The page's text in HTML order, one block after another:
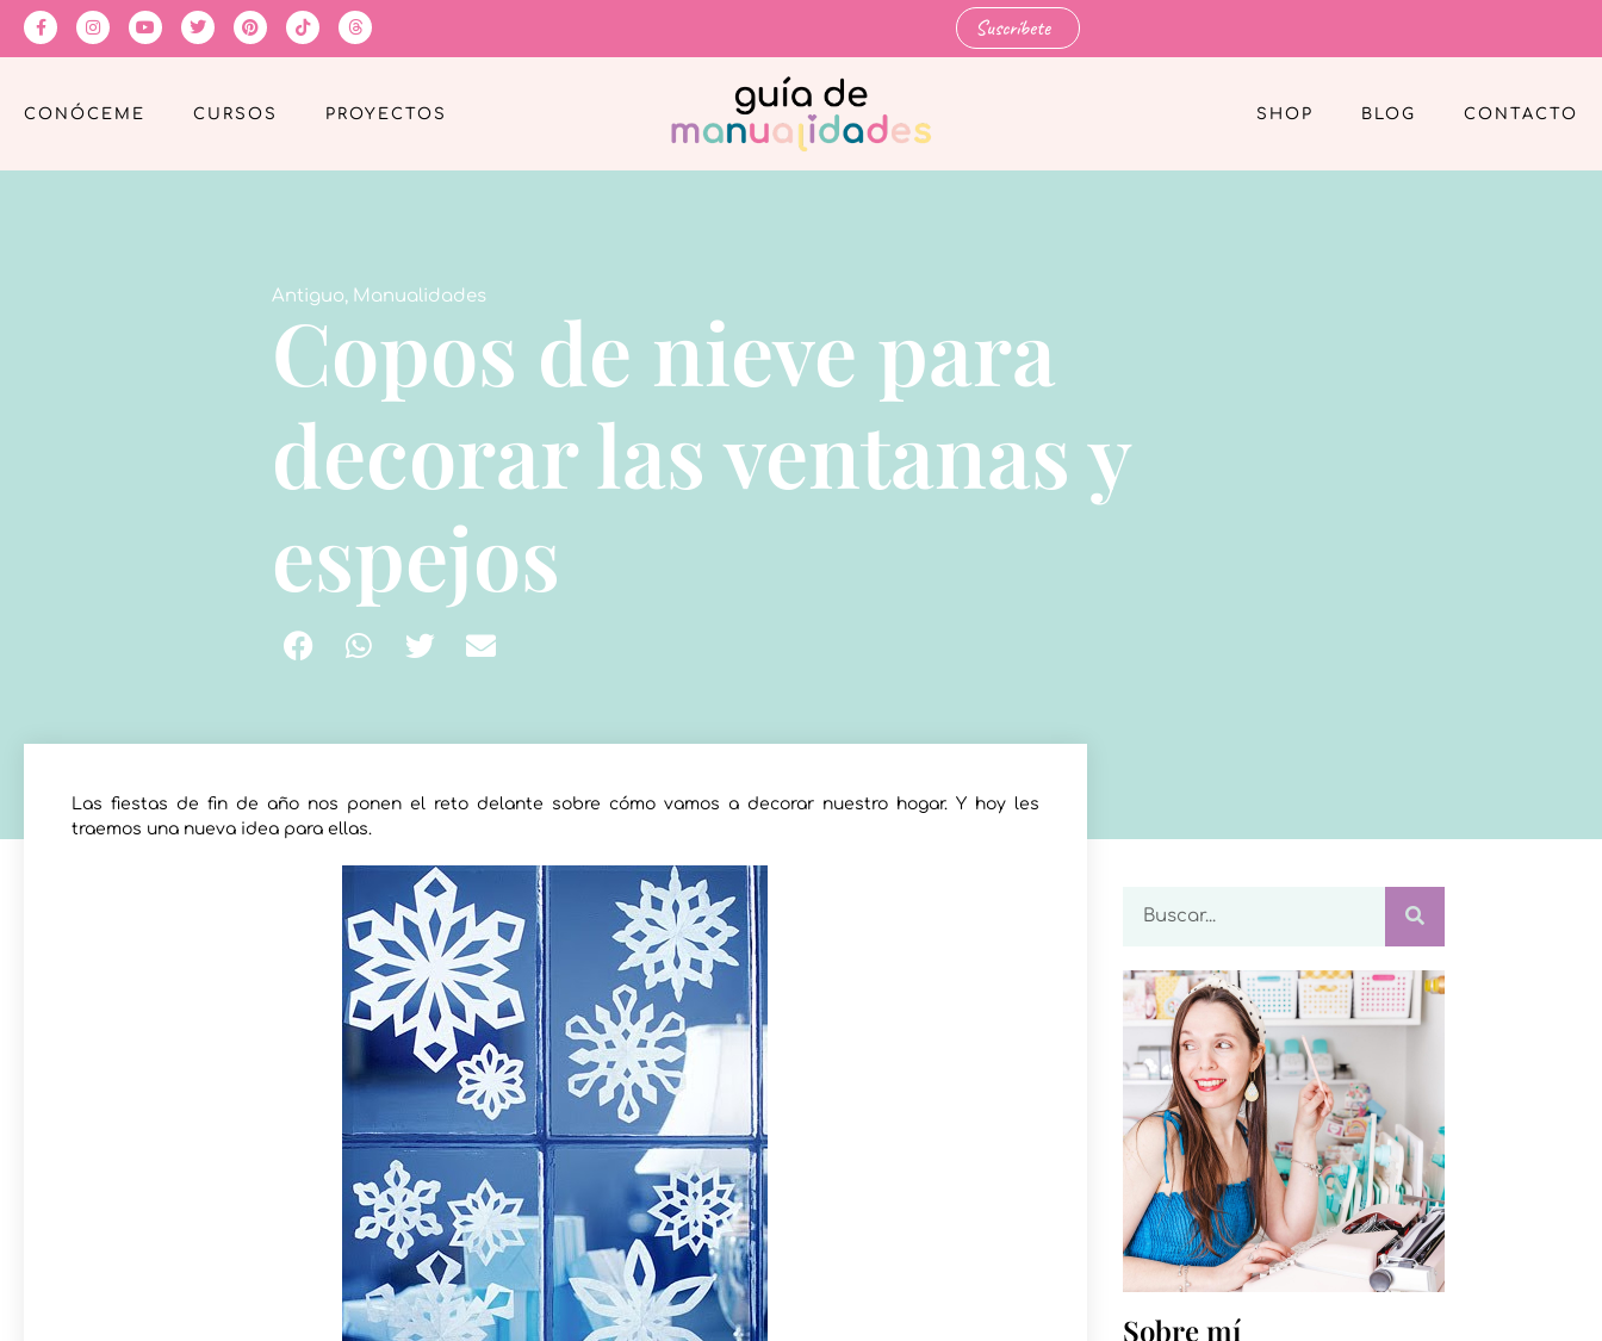
Suscríbete
CONÓCEME CURSOS PROYECTOS SHOP BLOG CONTACTO
Antiguo, Manualidades
Copos de nieve para
decorar las ventanas y
espejos
Las fiestas de fin de año nos ponen el reto delante sobre cómo vamos a decorar nuestro hogar. Y hoy les
traemos una nueva idea para ellas.
Sobre mí